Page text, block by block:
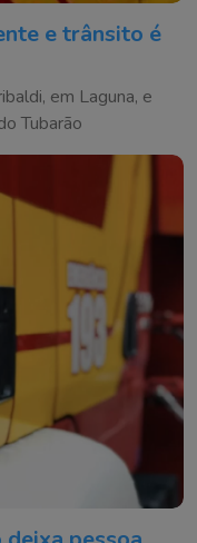
e trânsito é
em Laguna, e
Tubarão